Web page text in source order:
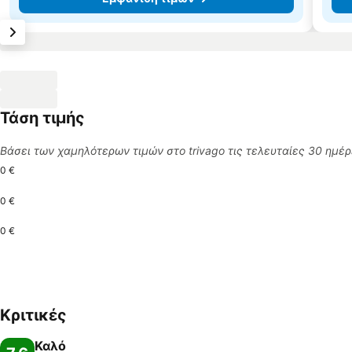
Τάση τιμής
Βάσει των χαμηλότερων τιμών στο trivago τις τελευταίες 30
0 €
0 €
0 €
Κριτικές
Καλό